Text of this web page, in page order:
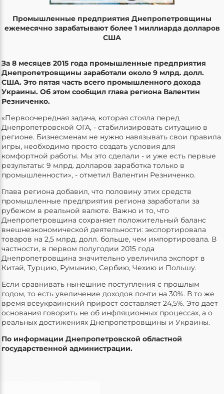
Промышленные предприятия Днепропетровщины
ежемесячно зарабатывают более 1 миллиарда долларов
США
За 8 месяцев 2015 года промышленные предприятия
Днепропетровщины заработали около 9 млрд. долл.
США. Это пятая часть всего промышленного дохода
Украины. Об этом сообщил глава региона Валентин
Резниченко.
«Первоочередная задача, которая стояла перед
Днепропетровской ОГА, - стабилизировать ситуацию в
регионе. Бизнесменам не нужно навязывать свои правила
игры, необходимо просто создать условия для
комфортной работы. Мы это сделали - и уже есть первые
результаты: 9 млрд. долларов заработка только в
промышленности», - отметил Валентин Резниченко.
Глава региона добавил, что половину этих средств
промышленные предприятия региона заработали за
рубежом в реальной валюте. Важно и то, что
Днепропетровщина сохраняет положительный баланс
внешнеэкономической деятельности: экспортировала
товаров на 2,5 млрд. долл. больше, чем импортировала. В
частности, в первом полугодии 2015 года
Днепропетровщина значительно увеличила экспорт в
Китай, Турцию, Румынию, Сербию, Чехию и Польшу.
Если сравнивать нынешние поступления с прошлым
годом, то есть увеличение доходов почти на 30%. В то же
время всеукраинский прирост составляет 24,5%. Это дает
основания говорить не об инфляционных процессах, а о
реальных достижениях Днепропетровщины и Украины.
По информации Днепропетровской областной
государственной администрации.